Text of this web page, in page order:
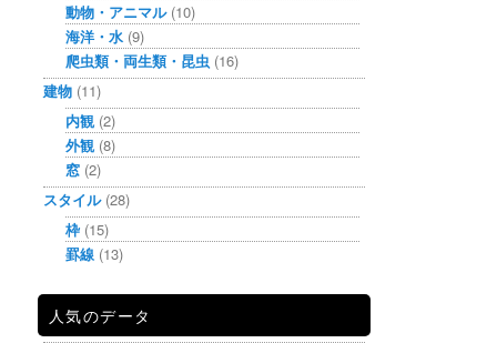
動物・アニマル(10)
海洋・水 (9)
爬虫類・両生類・昆虫 (16)
建物 (11)
内観 (2)
外観 (8)
窓 (2)
スタイル(28)
枠 (15)
罫線 (13)
人気のデータ